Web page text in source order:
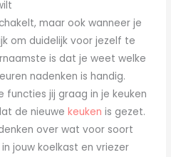
maar ook wanneer je
om duidelijk voor jezelf te
is dat je weet welke
nadenken is handig.
jij graag in je keuken
de nieuwekeuken is gezet.
over wat voor soort
jouw koelkast en vriezer